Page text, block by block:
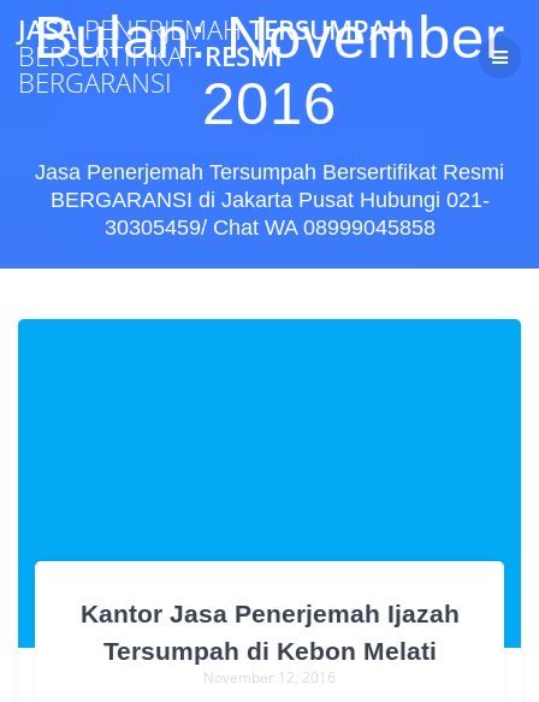
to
content
JASAPENERJEMAHTERSUMPAH
BERSERTIFIKATRESMI
BERGARANSI
Bulan:November
2016
Jasa Penerjemah Tersumpah Bersertifikat Resmi
BERGARANSI di Jakarta Pusat Hubungi 021-
30305459/ Chat WA 08999045858
Kantor Jasa Penerjemah Ijazah
Tersumpah di Kebon Melati
November 12, 2016